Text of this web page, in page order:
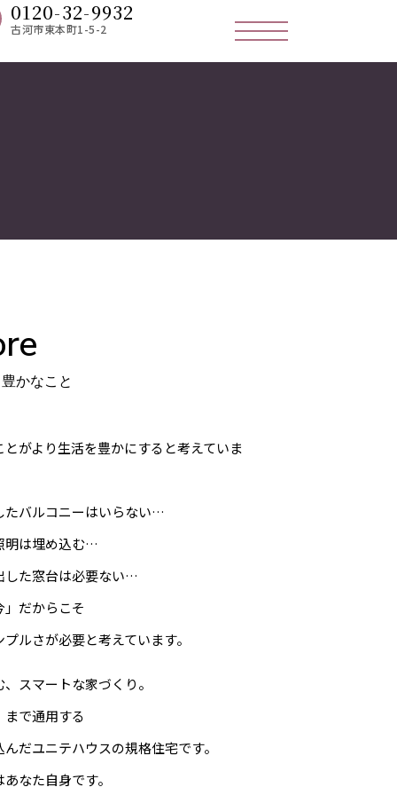
0120-32-9932
古河市東本町1-5-2
かなこと​
がより生活を豊かにすると考えていま
たバルコニーはいらない…
明は埋め込む…
した窓台は必要ない…
だからこそ
ルさが必要と考えています。
スマートな家づくり。
で通用する
だユニテハウスの規格住宅です。
なた自身です。